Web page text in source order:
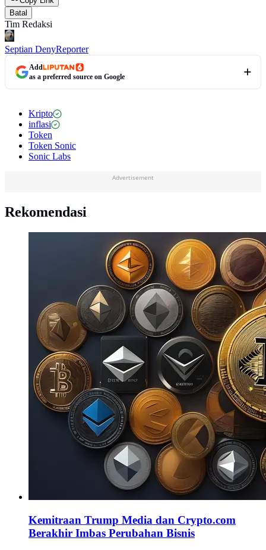
Batal
Tim Redaksi
Septian DenyReporter
Add
as a preferred source on Google
Kripto
inflasi
Token
Token Sonic
Sonic Labs
Advertisement
Rekomendasi
Kemitraan Trump Media dan Crypto.com
Berakhir Imbas Perubahan Bisnis